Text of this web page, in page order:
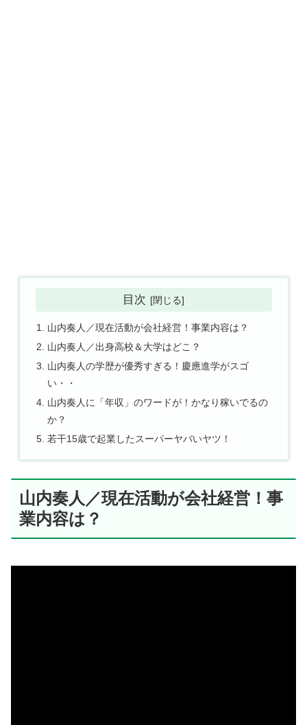
目次
山内奏人／現在活動が会社経営！事業内容は？
山内奏人／出身高校＆大学はどこ？
山内奏人の学歴が優秀すぎる！慶應進学がスゴ
い・・
山内奏人に「年収」のワードが！かなり稼いでるの
か？
若干15歳で起業したスーパーヤバいヤツ！
山内奏人／現在活動が会社経営！事
業内容は？